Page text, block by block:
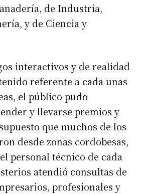
de Industria,
y de Ciencia y
interactivos y de realidad
referente a cada unas
el público pudo
y llevarse premios y
que muchos de los
desde zonas cordobesas,
personal técnico de cada
atendió consultas de
profesionales y